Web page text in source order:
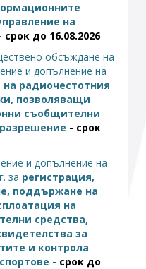
Абонирайте се!
на
срок до 16.08.2026
обсъждане на
и допълнение на
на радиочестотния
позволяващи
съобщителни
- срок
и допълнение на
за регистрация,
поддържане на
на
средства,
за
и контрола
- срок до